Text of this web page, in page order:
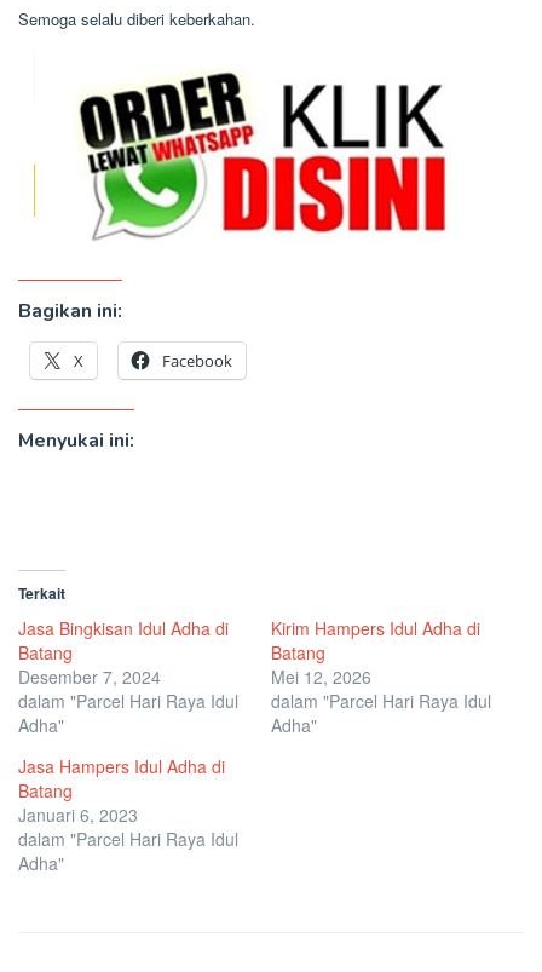
Semoga selalu diberi keberkahan.
Bagikan ini:
X Facebook
Menyukai ini:
Terkait
Jasa Bingkisan Idul Adha di
Batang
Desember 7, 2024
dalam "Parcel Hari Raya Idul
Adha"
Kirim Hampers Idul Adha di
Batang
Mei 12, 2026
dalam "Parcel Hari Raya Idul
Adha"
Jasa Hampers Idul Adha di
Batang
Januari 6, 2023
dalam "Parcel Hari Raya Idul
Adha"